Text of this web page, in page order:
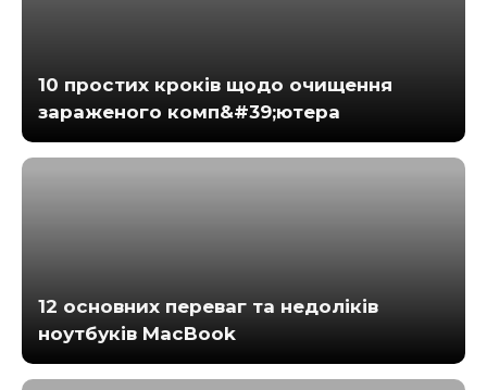
10 простих кроків щодо очищення
зараженого комп&#39;ютера
12 основних переваг та недоліків
ноутбуків MacBook